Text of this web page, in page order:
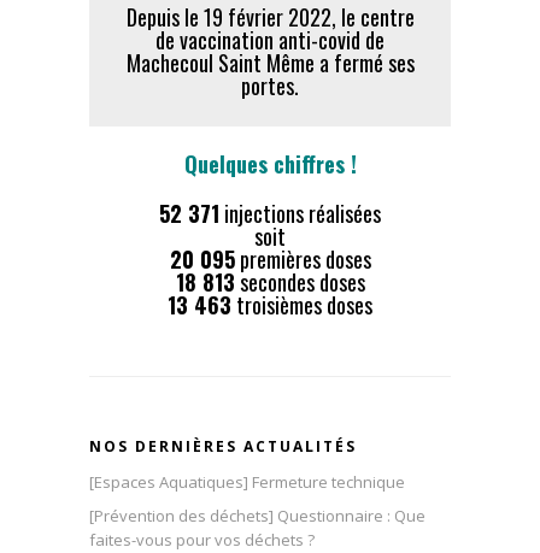
Depuis le 19 février 2022, le centre
de vaccination anti-covid de
Machecoul Saint Même a fermé ses
portes.
Quelques chiffres !
52 371 injections réalisées
soit
20 095premières doses
18 813secondes doses
13 463 troisièmes doses
NOS DERNIÈRES ACTUALITÉS
[Espaces Aquatiques] Fermeture technique
[Prévention des déchets] Questionnaire : Que
faites-vous pour vos déchets ?